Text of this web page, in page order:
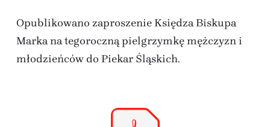
Opublikowano zaproszenie Księdza Biskupa
Marka na tegoroczną pielgrzymkę mężczyzn i
młodzieńców do Piekar Śląskich.